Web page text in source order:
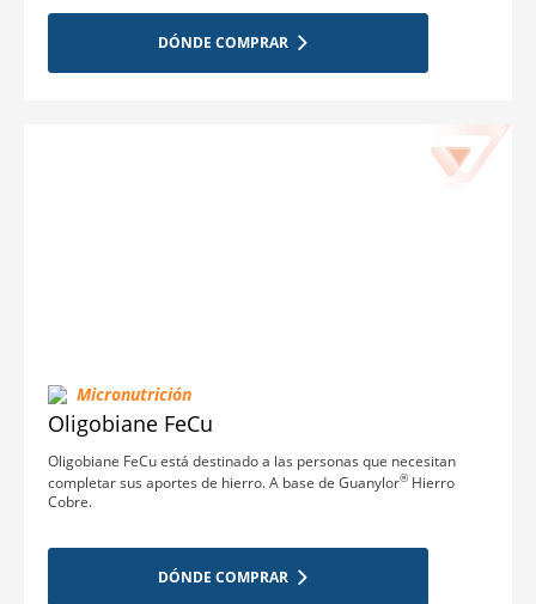
DÓNDE COMPRAR
Micronutrición
Oligobiane FeCu
Oligobiane FeCu está destinado a las personas que necesitan
completar sus aportes de hierro. A base de Guanylor® Hierro
Cobre.
DÓNDE COMPRAR